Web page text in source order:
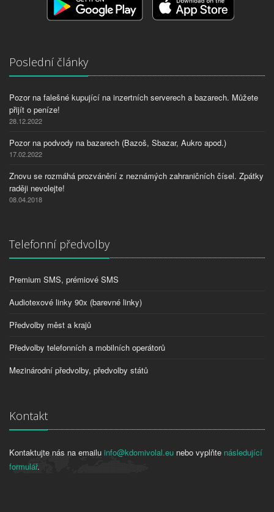
Poslední články
Pozor na falešné kupující na inzertních serverech a bazarech. Můžete
přijít o peníze!
28.12.2022
Pozor na podvody na bazarech (Bazoš, Sbazar, Aukro apod.)
17.02.2022
Znovu se rozmáhá prozvánění z neznámých zahraničních čísel. Zpátky
raději nevolejte!
08.04.2018
Telefonní předvolby
Premium SMS, prémiové SMS
Audiotexové linky 90x (barevné linky)
Předvolby měst a krajů
Předvolby telefonních a mobilních operátorů
Mezinárodní předvolby, předvolby států
Kontakt
Kontaktujte nás na emailu info@kdomivolal.eu nebo vyplňte následující
formulář.